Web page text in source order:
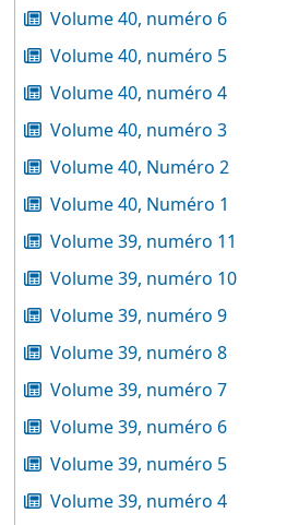
Volume 40, numéro 6
Volume 40, numéro 5
Volume 40, numéro 4
Volume 40, numéro 3
Volume 40, Numéro 2
Volume 40, Numéro 1
Volume 39, numéro 11
Volume 39, numéro 10
Volume 39, numéro 9
Volume 39, numéro 8
Volume 39, numéro 7
Volume 39, numéro 6
Volume 39, numéro 5
Volume 39, numéro 4